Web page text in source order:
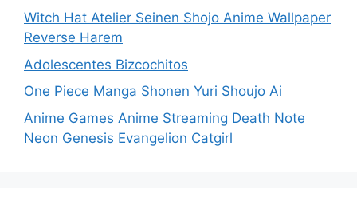
Witch Hat Atelier Seinen Shojo Anime Wallpaper
Reverse Harem
Adolescentes Bizcochitos
One Piece Manga Shonen Yuri Shoujo Ai
Anime Games Anime Streaming Death Note
Neon Genesis Evangelion Catgirl